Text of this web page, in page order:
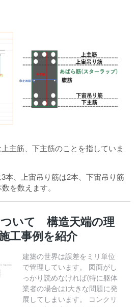
主筋、下主筋のことを指していま
本、上宙吊り筋は2本、下宙吊り筋
を数えます。